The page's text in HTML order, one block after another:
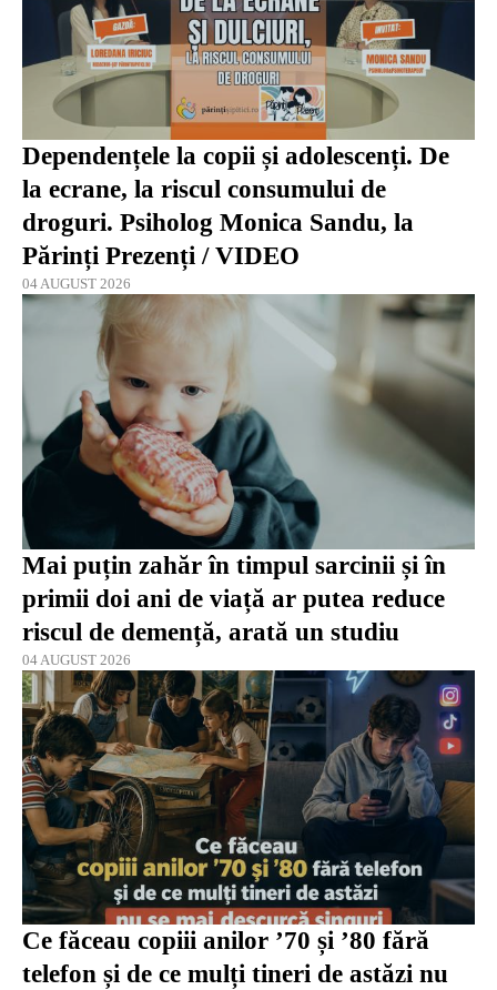
Dependențele la copii și adolescenți. De
la ecrane, la riscul consumului de
droguri. Psiholog Monica Sandu, la
Părinți Prezenți / VIDEO
04 AUGUST 2026
Mai puțin zahăr în timpul sarcinii și în
primii doi ani de viață ar putea reduce
riscul de demență, arată un studiu
04 AUGUST 2026
Ce făceau copiii anilor ’70 și ’80 fără
telefon și de ce mulți tineri de astăzi nu